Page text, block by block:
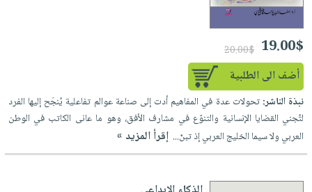
تحميل
على
Apple
العناية
وتصفيف
الشعر
العناية
بالجسم
العناية
بالأسنان
الحمية
والتغذية
الكل
أواني
الطهي
أدوات
الخبز
أدوات
المائدة
والتخزين
متجر
الهدايا
أقسام
الأكثر
مبيعاً
العودة
للمدارس
شحن
مجاني
مختارة
19.00$
20.00$
أضف الى الطلبية
نبذة الناشر:تحولات عدة في المفاهيم أدت إلى صناعة عوالم تفاعلية يُنجَح إليها الفرد
لتُجني القضايا الإنسانية والتنوّع في مشارف الأفق، وهو ما عانى الكاتب في الوطن
العربي ولا سيما الخليج العربي إذ تبنّ... إقرأ المزيد »